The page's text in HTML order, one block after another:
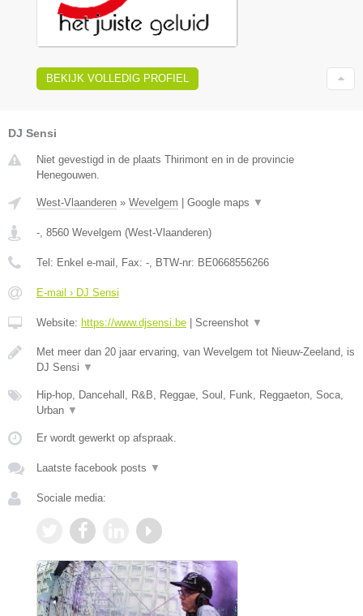
BEKIJK VOLLEDIG PROFIEL
DJ Sensi
Niet gevestigd in de plaats Thirimont en in de provincie
Henegouwen.
West-Vlaanderen » Wevelgem Google maps ▼
- 8560 Wevelgem (West-Vlaanderen)
Tel: Enkel e-mail , Fax: - , BTW-nr: BE0668556266
E-mail › DJ Sensi
Website: https://www.djsensi.be Screenshot ▼
Met meer dan 20 jaar ervaring, van Wevelgem tot Nieuw-Zeeland, is
DJ Sensi ▼
Hip-hop, Dancehall, R&B, Reggae, Soul, Funk, Reggaeton, Soca,
Urban ▼
Er wordt gewerkt op afspraak.
Laatste facebook posts ▼
Sociale media: